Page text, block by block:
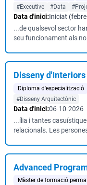
#Executive
#Data
Data d'inici:Iniciat
...de qualsevol sector
seu funcionament als
Disseny d'Interiors
Diploma d'especialització
#Disseny Arquitectònic
Data d'inici:06-10-2026
...ília i tantes
relacionals. Les
Advanced
Màster de formació